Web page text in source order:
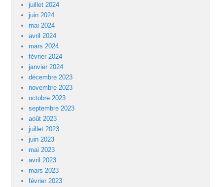
juillet 2024
juin 2024
mai 2024
avril 2024
mars 2024
février 2024
janvier 2024
décembre 2023
novembre 2023
octobre 2023
septembre 2023
août 2023
juillet 2023
juin 2023
mai 2023
avril 2023
mars 2023
février 2023